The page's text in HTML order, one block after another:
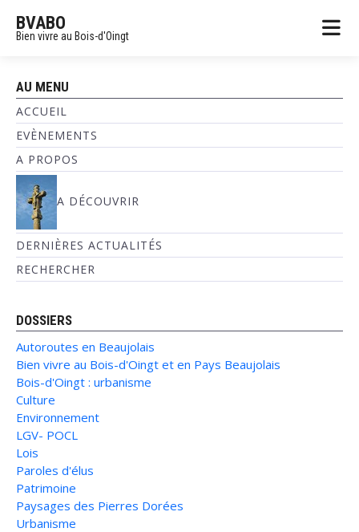
BVABO
Bien vivre au Bois-d'Oingt
AU MENU
ACCUEIL
EVÈNEMENTS
A PROPOS
A DÉCOUVRIR
DERNIÈRES ACTUALITÉS
RECHERCHER
DOSSIERS
Autoroutes en Beaujolais
Bien vivre au Bois-d'Oingt et en Pays Beaujolais
Bois-d'Oingt : urbanisme
Culture
Environnement
LGV- POCL
Lois
Paroles d'élus
Patrimoine
Paysages des Pierres Dorées
Urbanisme